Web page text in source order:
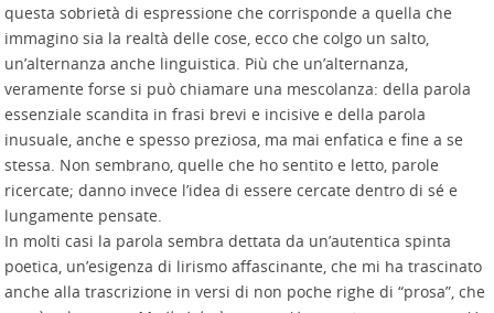
questa sobrietà di espressione che corrisponde a quella che
immagino sia la realtà delle cose, ecco che colgo un salto,
un’alternanza anche linguistica. Più che un’alternanza,
veramente forse si può chiamare una mescolanza: della parola
essenziale scandita in frasi brevi e incisive e della parola
inusuale, anche e spesso preziosa, ma mai enfatica e fine a se
stessa. Non sembrano, quelle che ho sentito e letto, parole
ricercate; danno invece l’idea di essere cercate dentro di sé e
lungamente pensate.
In molti casi la parola sembra dettata da un’autentica spinta
poetica, un’esigenza di lirismo affascinante, che mi ha trascinato
anche alla trascrizione in versi di non poche righe di “prosa”, che